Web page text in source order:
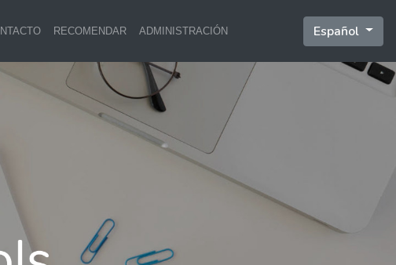
RECOMENDAR ADMINISTRACIÓN Español